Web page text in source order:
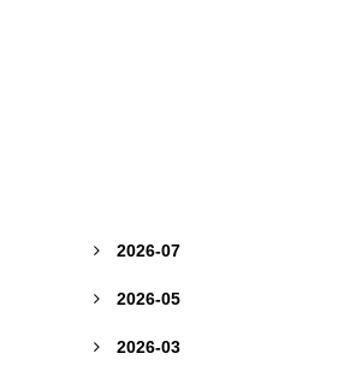
 2026-07
 2026-05
 2026-03